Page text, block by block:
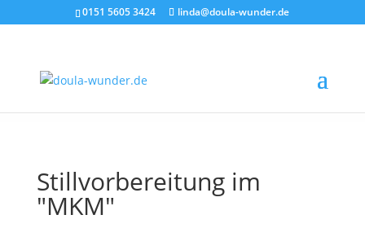
0151 5605 3424 linda@doula-wunder.de
Stillvorbereitung im
"MKM"